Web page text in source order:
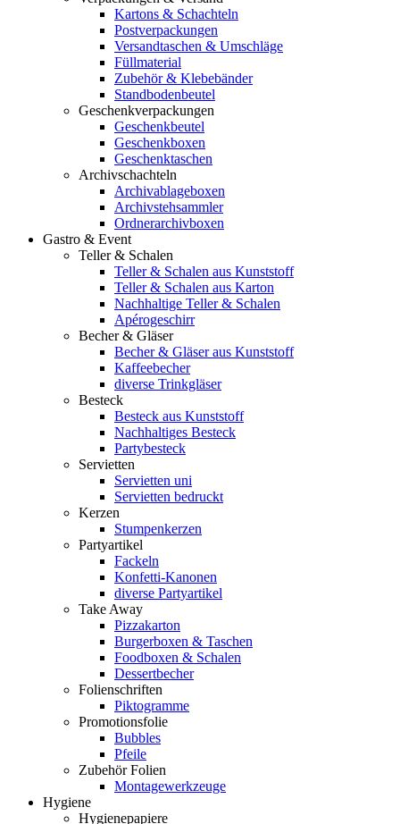
Kartons & Schachteln
Postverpackungen
Versandtaschen & Umschläge
Füllmaterial
Zubehör & Klebebänder
Standbodenbeutel
Geschenkverpackungen
Geschenkbeutel
Geschenkboxen
Geschenktaschen
Archivschachteln
Archivablageboxen
Archivstehsammler
Ordnerarchivboxen
Gastro & Event
Teller & Schalen
Teller & Schalen aus Kunststoff
Teller & Schalen aus Karton
Nachhaltige Teller & Schalen
Apérogeschirr
Becher & Gläser
Becher & Gläser aus Kunststoff
Kaffeebecher
diverse Trinkgläser
Besteck
Besteck aus Kunststoff
Nachhaltiges Besteck
Partybesteck
Servietten
Servietten uni
Servietten bedruckt
Kerzen
Stumpenkerzen
Partyartikel
Fackeln
Konfetti-Kanonen
diverse Partyartikel
Take Away
Pizzakarton
Burgerboxen & Taschen
Foodboxen & Schalen
Dessertbecher
Folienschriften
Piktogramme
Promotionsfolie
Bubbles
Pfeile
Zubehör Folien
Montagewerkzeuge
Hygiene
Hygienepapiere